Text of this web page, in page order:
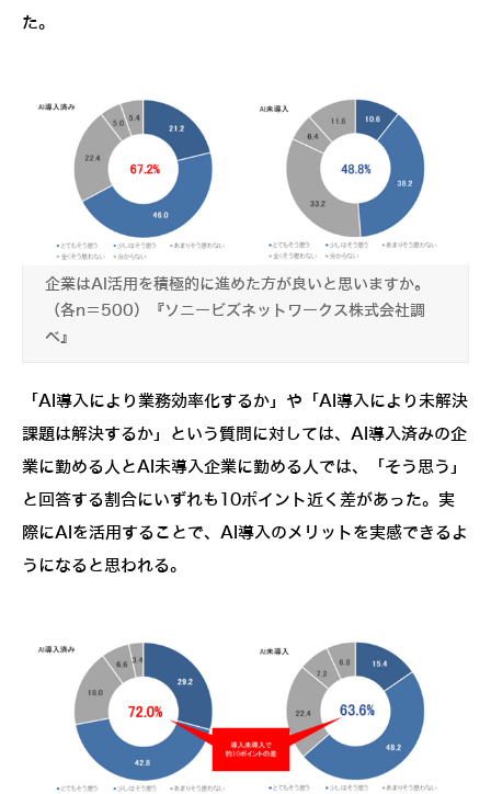
た。
企業はAI活用を積極的に進めた方が良いと思いますか。
（各n＝500）『ソニービズネットワークス株式会社調
べ』
「AI導入により業務効率化するか」や「AI導入により未解決
課題は解決するか」という質問に対しては、AI導入済みの企
業に勤める人とAI未導入企業に勤める人では、「そう思う」
と回答する割合にいずれも10ポイント近く差があった。実
際にAIを活用することで、AI導入のメリットを実感できるよ
うになると思われる。